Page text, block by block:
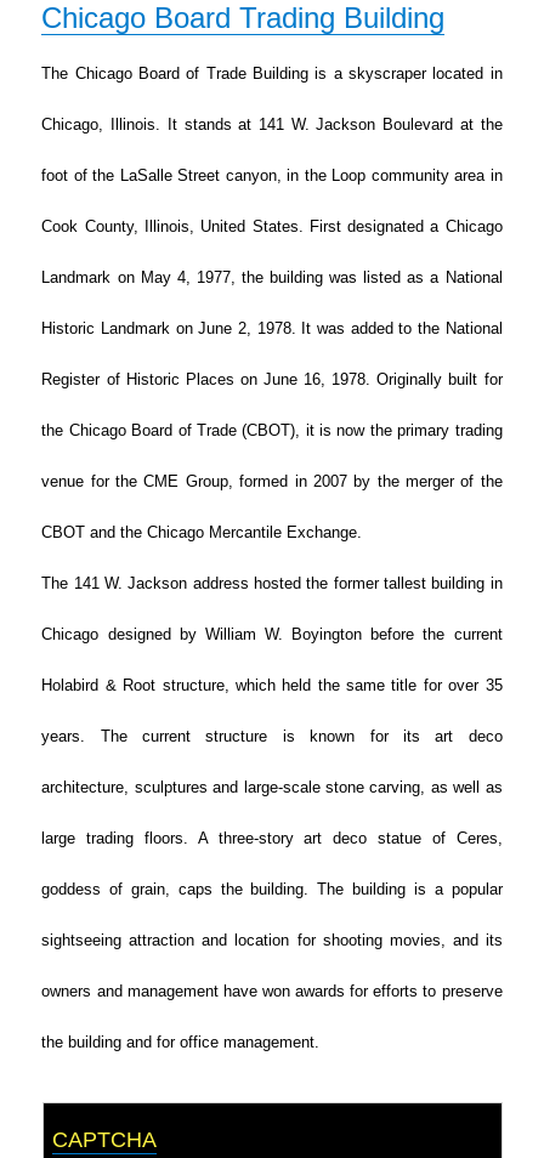
Chicago Board Trading Building
The Chicago Board of Trade Building is a skyscraper located in
Chicago, Illinois. It stands at 141 W. Jackson Boulevard at the
foot of the LaSalle Street canyon, in the Loop community area in
Cook County, Illinois, United States. First designated a Chicago
Landmark on May 4, 1977, the building was listed as a National
Historic Landmark on June 2, 1978. It was added to the National
Register of Historic Places on June 16, 1978. Originally built for
the Chicago Board of Trade (CBOT), it is now the primary trading
venue for the CME Group, formed in 2007 by the merger of the
CBOT and the Chicago Mercantile Exchange.
The 141 W. Jackson address hosted the former tallest building in
Chicago designed by William W. Boyington before the current
Holabird & Root structure, which held the same title for over 35
years. The current structure is known for its art deco
architecture, sculptures and large-scale stone carving, as well as
large trading floors. A three-story art deco statue of Ceres,
goddess of grain, caps the building. The building is a popular
sightseeing attraction and location for shooting movies, and its
owners and management have won awards for efforts to preserve
the building and for office management.
CAPTCHA